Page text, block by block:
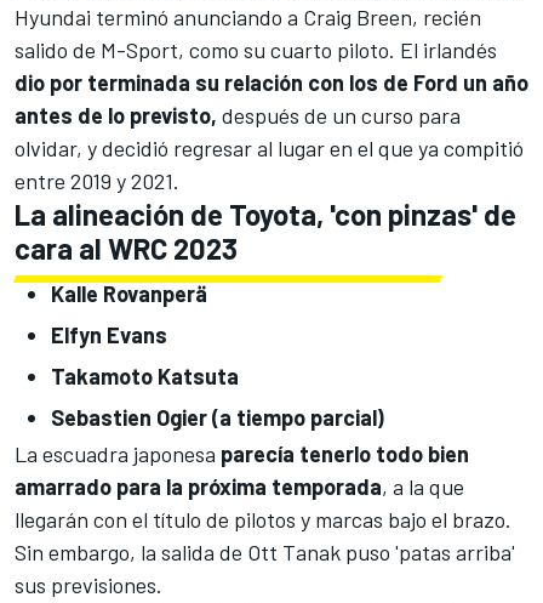
Hyundai terminó anunciando a Craig Breen, recién
salido de M-Sport, como su cuarto piloto. El irlandés
dio por terminada su relación con los de Ford un año
antes de lo previsto, después de un curso para
olvidar, y decidió regresar al lugar en el que ya compitió
entre 2019 y 2021.
La alineación de Toyota, 'con pinzas' de
cara al WRC 2023
Kalle Rovanperä
Elfyn Evans
Takamoto Katsuta
Sebastien Ogier (a tiempo parcial)
La escuadra japonesa parecía tenerlo todo bien
amarrado para la próxima temporada, a la que
llegarán con el título de pilotos y marcas bajo el brazo.
Sin embargo, la salida de Ott Tanak puso 'patas arriba'
sus previsiones.